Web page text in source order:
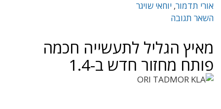
אורי תדמור, יוחאי שויגר
השאר תגובה
מאיץ הגליל לתעשייה חכמה
פותח מחזור חדש ב-1.4